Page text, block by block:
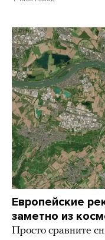
Европейские
заметно из
Просто сравните